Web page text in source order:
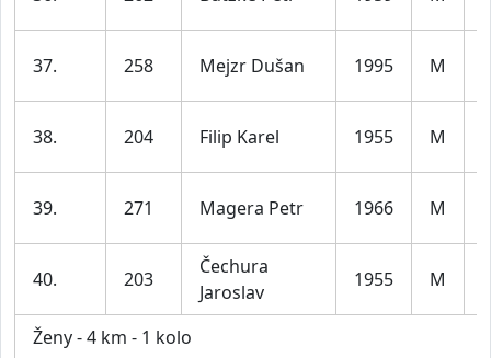
37. 258 Mejzr Dušan 1995 M
38. 204 Filip Karel 1955 M
39. 271 Magera Petr 1966 M
40. 203
Čechura
Jaroslav
1955 M
Ženy - 4 km - 1 kolo